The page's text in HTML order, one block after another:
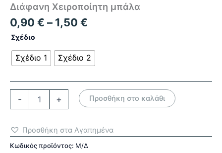
Διάφανη Χειροποίητη μπάλα
0,90 € – 1,50 €
through
1,50 €
Σχέδιο
Σχέδιο 1 Σχέδιο 2
-
Χειροποίητη
+ Προσθήκη στο καλάθι
Προσθήκη στα Αγαπημένα
Κωδικός προϊόντος: Μ/Δ